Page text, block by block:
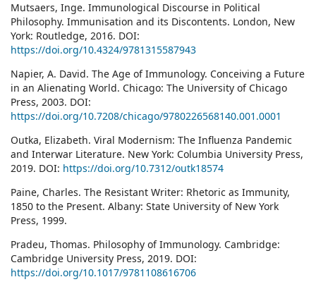
Mutsaers, Inge. Immunological Discourse in Political
Philosophy. Immunisation and its Discontents. London, New
York: Routledge, 2016. DOI:
https://doi.org/10.4324/9781315587943
Napier, A. David. The Age of Immunology. Conceiving a Future
in an Alienating World. Chicago: The University of Chicago
Press, 2003. DOI:
https://doi.org/10.7208/chicago/9780226568140.001.0001
Outka, Elizabeth. Viral Modernism: The Influenza Pandemic
and Interwar Literature. New York: Columbia University Press,
2019. DOI: https://doi.org/10.7312/outk18574
Paine, Charles. The Resistant Writer: Rhetoric as Immunity,
1850 to the Present. Albany: State University of New York
Press, 1999.
Pradeu, Thomas. Philosophy of Immunology. Cambridge:
Cambridge University Press, 2019. DOI:
https://doi.org/10.1017/9781108616706